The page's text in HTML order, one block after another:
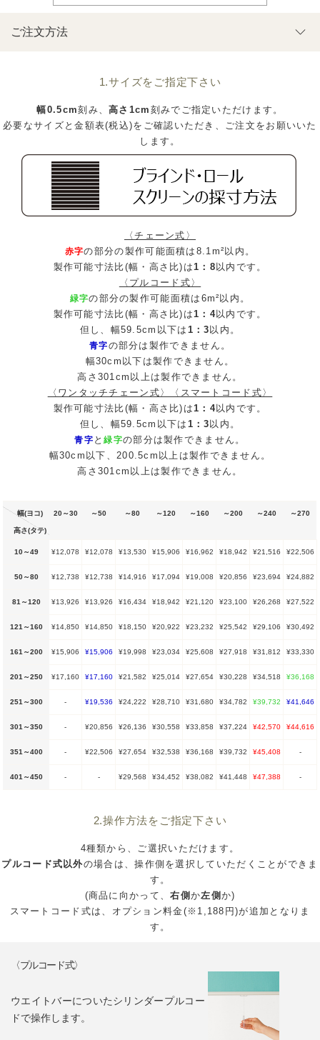
ご注文方法
1.サイズをご指定下さい
幅0.5cm刻み、高さ1cm 刻みでご指定いただけます。
必要なサイズと金額表(税込)をご確認いただき、ご注文をお願いいた
します。
〈チェーン式〉
赤字の部分の製作可能面積は8.1m²以内。
製作可能寸法比(幅・高さ比)は 1：8 以内です。
〈プルコード式〉
緑字の部分の製作可能面積は6m²以内。
製作可能寸法比(幅・高さ比)は 1：4以内です。
但し、幅59.5cm以下は 1：3 以内。
青字の部分は製作できません。
幅30cm以下は製作できません。
高さ301cm以上は製作できません。
〈ワンタッチチェーン式〉〈スマートコード式〉
製作可能寸法比(幅・高さ比)は 1：4以内です。
但し、幅59.5cm以下は 1：3 以内。
青字 と緑字の部分は製作できません。
幅30cm以下、200.5cm以上は製作できません。
高さ301cm以上は製作できません。
幅(ヨコ)
高さ(タテ)
20～30 ～50 ～80 ～120 ～160 ～200 ～240 ～270
10～49 ¥12,078 ¥12,078 ¥13,530 ¥15,906 ¥16,962 ¥18,942 ¥21,516 ¥22,506
50～80 ¥12,738 ¥12,738 ¥14,916 ¥17,094 ¥19,008 ¥20,856 ¥23,694 ¥24,882
81～120 ¥13,926 ¥13,926 ¥16,434 ¥18,942 ¥21,120 ¥23,100 ¥26,268 ¥27,522
121～160 ¥14,850 ¥14,850 ¥18,150 ¥20,922 ¥23,232 ¥25,542 ¥29,106 ¥30,492
161～200 ¥15,906 ¥15,906 ¥19,998 ¥23,034 ¥25,608 ¥27,918 ¥31,812 ¥33,330
201～250 ¥17,160 ¥17,160 ¥21,582 ¥25,014 ¥27,654 ¥30,228 ¥34,518 ¥36,168
251～300 - ¥19,536 ¥24,222 ¥28,710 ¥31,680 ¥34,782 ¥39,732 ¥41,646
301～350 - ¥20,856 ¥26,136 ¥30,558 ¥33,858 ¥37,224 ¥42,570 ¥44,616
351～400 - ¥22,506 ¥27,654 ¥32,538 ¥36,168 ¥39,732 ¥45,408 -
401～450 - - ¥29,568 ¥34,452 ¥38,082 ¥41,448 ¥47,388 -
2.操作方法をご指定下さい
4種類から、ご選択いただけます。
プルコード式以外の場合は、操作側を選択していただくことができま
す。
(商品に向かって、右側 か左側 か)
スマートコード式は、オプション料金(※1,188円)が追加となりま
す。
〈プルコード式〉
ウエイトバーについたシリンダープルコー
ドで操作します。